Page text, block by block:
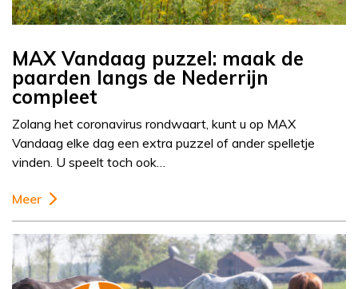
MAX Vandaag puzzel: maak de
paarden langs de Nederrijn
compleet
Zolang het coronavirus rondwaart, kunt u op MAX
Vandaag elke dag een extra puzzel of ander spelletje
vinden. U speelt toch ook…
Meer